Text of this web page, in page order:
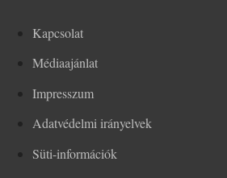
Kapcsolat
Médiaajánlat
Impresszum
Adatvédelmi irányelvek
Süti-információk